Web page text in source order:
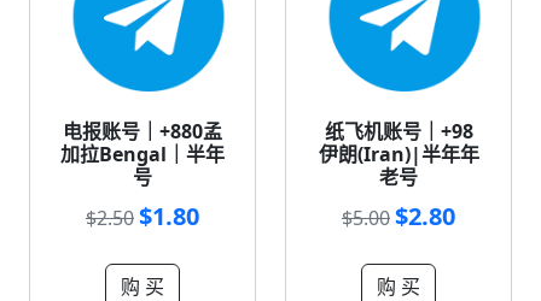
电报账号｜+880孟
加拉Bengal｜半年
号
$2.50$1.80
购 买
纸飞机账号｜+98
伊朗(Iran)|半年年
老号
$5.00$2.80
购 买